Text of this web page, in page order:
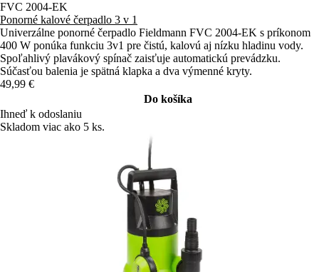
FVC 2004-EK
Ponorné kalové čerpadlo 3 v 1
Univerzálne ponorné čerpadlo Fieldmann FVC 2004-EK s príkonom
400 W ponúka funkciu 3v1 pre čistú, kalovú aj nízku hladinu vody.
Spoľahlivý plavákový spínač zaisťuje automatickú prevádzku.
Súčasťou balenia je spätná klapka a dva výmenné kryty.
49,99 €
Do košíka
Ihneď k odoslaniu
Skladom viac ako 5 ks.